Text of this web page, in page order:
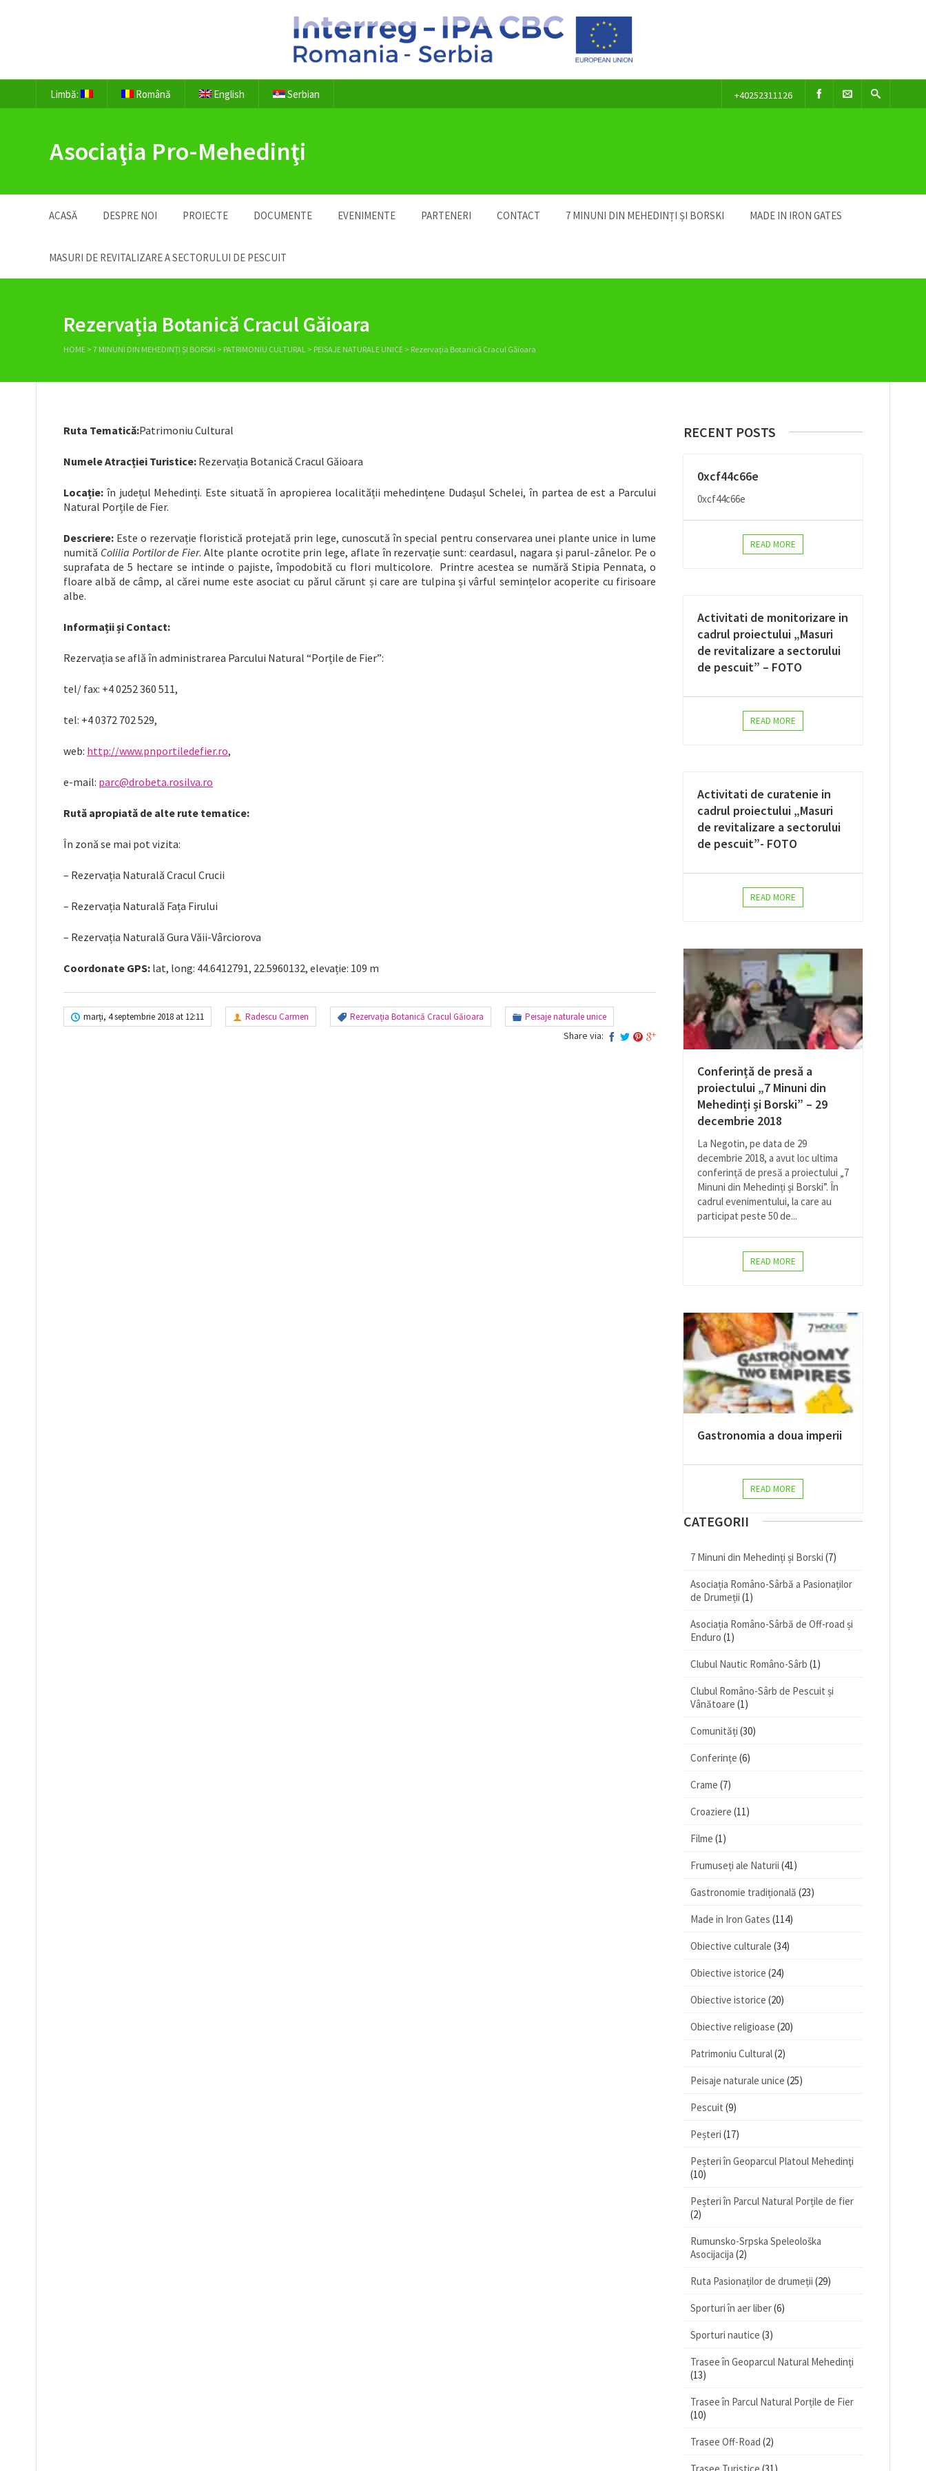
Limbă: Română English Serbian +40252311126
Asociaţia Pro-Mehedinţi
ACASĂ DESPRE NOI PROIECTE DOCUMENTE EVENIMENTE PARTENERI CONTACT 7 MINUNI DIN MEHEDINȚI ȘI BORSKI MADE IN IRON GATES
MASURI DE REVITALIZARE A SECTORULUI DE PESCUIT
Rezervația Botanică Cracul Găioara
HOME > 7 MINUNI DIN MEHEDINȚI ȘI BORSKI > PATRIMONIU CULTURAL > PEISAJE NATURALE UNICE > Rezervația Botanică Cracul Găioara
Ruta Tematică:Patrimoniu Cultural
Numele Atracției Turistice: Rezervația Botanică Cracul Găioara
Locație: în județul Mehedinți. Este situată în apropierea localității mehedințene Dudașul Schelei, în partea de est a Parcului
Natural Porțile de Fier.
Descriere: Este o rezervație floristică protejată prin lege, cunoscută în special pentru conservarea unei plante unice in lume
numită Colilia Portilor de Fier. Alte plante ocrotite prin lege, aflate în rezervație sunt: ceardasul, nagara și parul-zânelor. Pe o
suprafata de 5 hectare se intinde o pajiste, împodobită cu flori multicolore. Printre acestea se numără Stipia Pennata, o
floare albă de câmp, al cărei nume este asociat cu părul cărunt și care are tulpina și vârful semințelor acoperite cu firisoare
albe.
Informații și Contact:
Rezervația se află în administrarea Parcului Natural “Porțile de Fier”:
tel/ fax: +4 0252 360 511,
tel: +4 0372 702 529,
web: http://www.pnportiledefier.ro,
e-mail: parc@drobeta.rosilva.ro
Rută apropiată de alte rute tematice:
În zonă se mai pot vizita:
– Rezervația Naturală Cracul Crucii
– Rezervația Naturală Fața Firului
– Rezervația Naturală Gura Văii-Vârciorova
Coordonate GPS: lat, long: 44.6412791, 22.5960132, elevație: 109 m
marți, 4 septembrie 2018 at 12:11 Radescu Carmen Rezervația Botanică Cracul Găioara Peisaje naturale unice
Share via:
RECENT POSTS
0xcf44c66e
0xcf44c66e
READ MORE
Activitati de monitorizare in
cadrul proiectului „Masuri
de revitalizare a sectorului
de pescuit” – FOTO
READ MORE
Activitati de curatenie in
cadrul proiectului „Masuri
de revitalizare a sectorului
de pescuit”- FOTO
READ MORE
Conferință de presă a
proiectului „7 Minuni din
Mehedinți și Borski” – 29
decembrie 2018
La Negotin, pe data de 29
decembrie 2018, a avut loc ultima
conferință de presă a proiectului „7
Minuni din Mehedinți și Borski”. În
cadrul evenimentului, la care au
participat peste 50 de...
READ MORE
Gastronomia a doua imperii
READ MORE
CATEGORII
7 Minuni din Mehedinți și Borski (7)
Asociația Româno-Sârbă a Pasionaților
de Drumeții (1)
Asociația Româno-Sârbă de Off-road și
Enduro (1)
Clubul Nautic Româno-Sârb (1)
Clubul Româno-Sârb de Pescuit și
Vânătoare (1)
Comunități (30)
Conferințe (6)
Crame (7)
Croaziere (11)
Filme (1)
Frumuseți ale Naturii (41)
Gastronomie tradițională (23)
Made in Iron Gates (114)
Obiective culturale (34)
Obiective istorice (24)
Obiective istorice (20)
Obiective religioase (20)
Patrimoniu Cultural(2)
Peisaje naturale unice (25)
Pescuit (9)
Peșteri (17)
Peșteri în Geoparcul Platoul Mehedinţi
(10)
Peșteri în Parcul Natural Porțile de fier
(2)
Rumunsko-Srpska Speleološka
Asocijacija (2)
Ruta Pasionaților de drumeții (29)
Sporturi în aer liber(6)
Sporturi nautice (3)
Trasee în Geoparcul Natural Mehedinți
(13)
Trasee în Parcul Natural Porțile de Fier
(10)
Trasee Off-Road (2)